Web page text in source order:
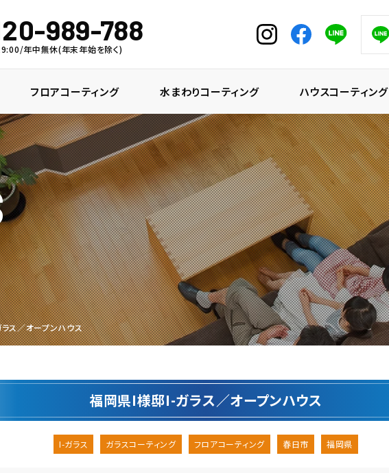
989-788
年中無休(年末年始を除く)
フロアコーティング 水まわりコーティング ハウスコーティング
ス／オープンハウス
福岡県I様邸I-ガラス／オープンハウス
I-ガラス ガラスコーティング フロアコーティング 春日市 福岡県